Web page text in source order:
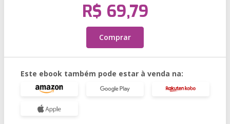
R$ 69,79
Comprar
Este ebook também pode estar à venda na: